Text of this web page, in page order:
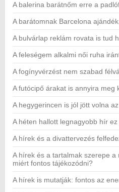
A balerina barátnőm erre a
A barátomnak Barcelona
A bulvárlap reklám rovata is tud
A feleségem alkalmi női ruha
A fogínyvérzést nem szabad
A futócipő árakat is annyira meg
A hegygerincen is jól jött volna
A héten hallott legnagyobb hír
A hírek és a divattervezés
A hírek és a tartalmak szerepe a
miért fontos tájékozódni?
A hírek is mutatják: fontos az